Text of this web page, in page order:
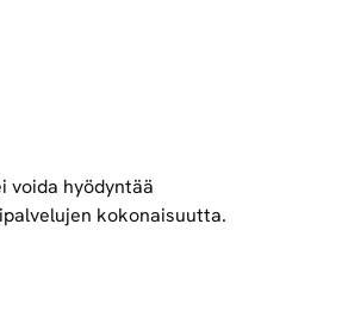
voida hyödyntää
kokonaisuutta.